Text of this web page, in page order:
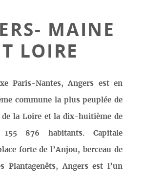
MAINE
LOIRE
Paris-Nantes, Angers est en
commune la plus peuplée de
de la Loire et la dix-huitième de
155 876 habitants. Capitale
forte de l’Anjou, berceau de
Plantagenêts, Angers est l’un